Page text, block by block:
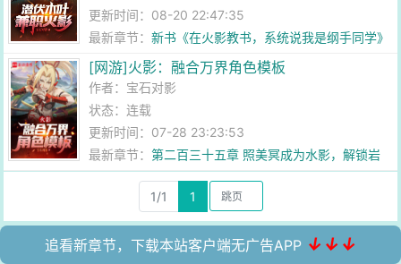
更新时间：08-20 22:47:35
最新章节：新书《在火影教书，系统说我是纲手同学》
[网游]火影：融合万界角色模板
作者： 宝石对影
状态：连载
更新时间：07-28 23:23:53
最新章节：第二百三十五章 照美冥成为水影，解锁岩
浆果实（三合一章）
1/1
1
追看新章节，下载本站客户端无广告APP ↓↓↓